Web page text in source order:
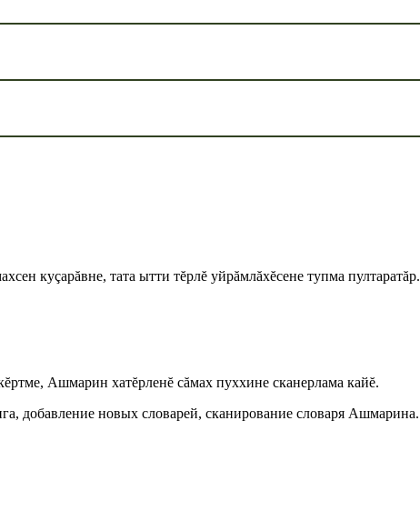
куçарăвне, тата ытти тĕрлĕ уйрăмлăхĕсене тупма пултаратăр.
Ашмарин хатĕрленĕ сăмах пуххине сканерлама кайĕ.
добавление новых словарей, сканирование словаря Ашмарина.